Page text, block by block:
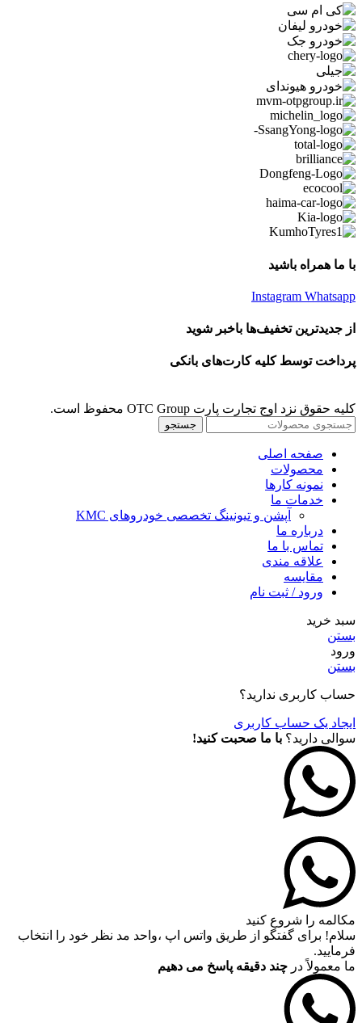
با ما همراه باشید
Instagram Whatsapp
از جدیدترین تخفیف‌ها باخبر شوید
پرداخت توسط کلیه کارت‌های بانکی
کلیه حقوق نزد اوج تجارت پارت OTC Group محفوظ است.
جستجو
صفحه اصلی
محصولات
نمونه کارها
خدمات ما
آپشن و تیونینگ تخصصی خودروهای KMC
درباره ما
تماس با ما
علاقه مندی
مقايسه
ورود / ثبت نام
سبد خرید
بستن
ورود
بستن
حساب کاربری ندارید؟
ایجاد یک حساب کاربری
سوالی دارید؟ با ما صحبت کنید!
مکالمه را شروع کنید
سلام! برای گفتگو از طریق واتس اپ ،واحد مد نظر خود را انتخاب
فرمایید.
ما معمولاً در چند دقیقه پاسخ می دهیم